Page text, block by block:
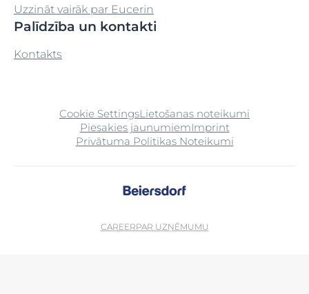
Uzzināt vairāk par Eucerin
Palīdzība un kontakti
Kontakts
Cookie SettingsLietošanas noteikumi
Piesakies jaunumiemImprint
Privātuma Politikas Noteikumi
CAREERPAR UZŅĒMUMU